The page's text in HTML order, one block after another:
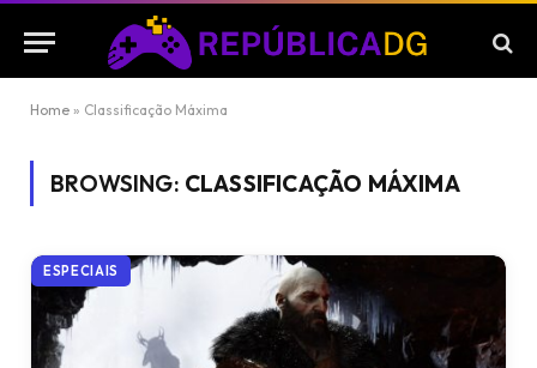
Home » Classificação Máxima
BROWSING: CLASSIFICAÇÃO MÁXIMA
ESPECIAIS